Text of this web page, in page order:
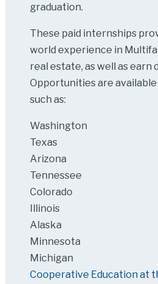
graduation.
These paid internships
world experience in
real estate, as well as earn
Opportunities are
such as:
Washington
Texas
Arizona
Tennessee
Colorado
Illinois
Alaska
Minnesota
Michigan
Cooperative Education at